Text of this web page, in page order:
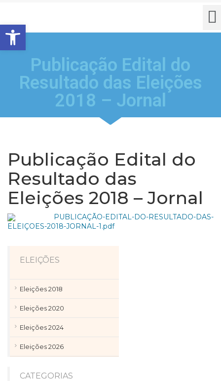
Barra de Ferramentas Aberta
Publicação Edital do
Resultado das Eleições
2018 – Jornal
Publicação Edital do
Resultado das
Eleições 2018 – Jornal
PUBLICAÇÃO-EDITAL-DO-RESULTADO-DAS-
ELEIÇOES-2018-JORNAL-1.pdf
ELEIÇÕES
Eleições 2018
Eleições 2020
Eleições 2024
Eleições 2026
CATEGORIAS